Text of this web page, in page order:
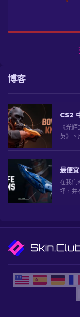
博客
CS2
《光
英》。
在我们
择，并